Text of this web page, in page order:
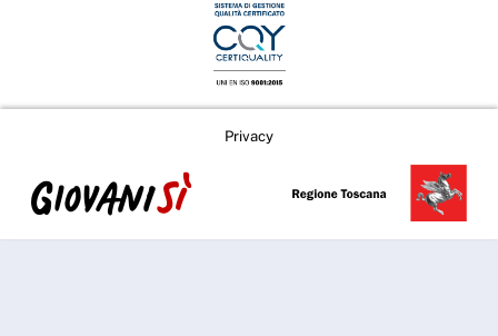
Privacy